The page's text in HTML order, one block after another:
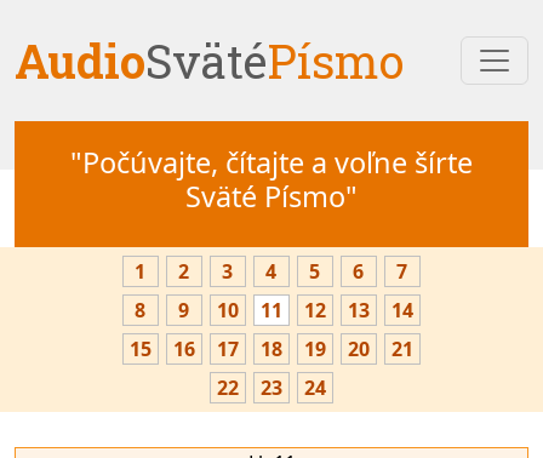
AudioSvätéPísmo
"Počúvajte, čítajte a voľne šírte
Sväté Písmo"
1 2 3 4 5 6
7
8
9 10 11 12 13
14
15
16 17 18 19 20
21
22
23 24